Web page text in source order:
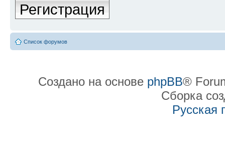
Регистрация
Список форумов
Создано на основе phpBB®
Сборка
Русская